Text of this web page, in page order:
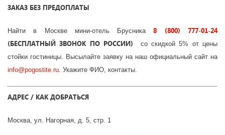
ЗАКАЗ БЕЗ ПРЕДОПЛАТЫ
Найти в Москве мини-отель Брусника8 (800) 777-01-24
(БЕСПЛАТНЫЙ ЗВОНОК ПО РОССИИ)
со скидкой 5% от цены
стойки гостиницы. Высылайте заявку на наш официальный сайт на
info@pogostite.ru. Укажите ФИО, контакты.
АДРЕС / КАК ДОБРАТЬСЯ
Москва, ул. Нагорная, д. 5, стр. 1